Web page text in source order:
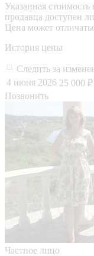
Указанная
продавца доступен
Цена может
История цены
Следить за
4 июня 2026 25 000 ₽
Позвонить
Частное лицо